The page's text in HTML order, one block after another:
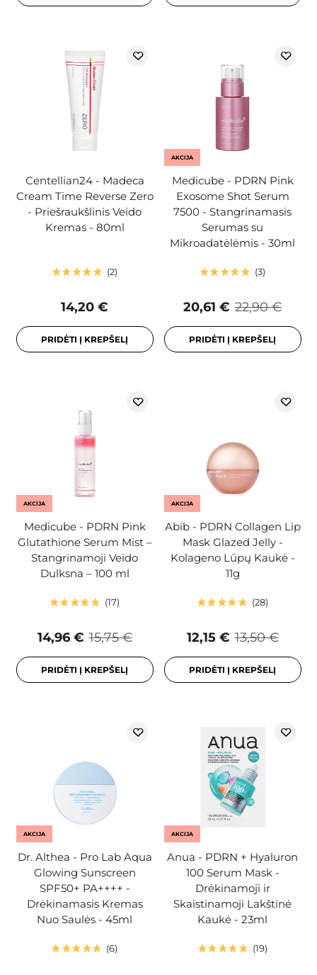
Centellian24 - Madeca
Cream Time Reverse Zero
- Priešraukšlinis Veido
Kremas - 80ml
2
14,20 €
PRIDĖTI Į KREPŠELĮ
AKCIJA
Medicube - PDRN Pink
Exosome Shot Serum
7500 - Stangrinamasis
Serumas su
Mikroadatėlėmis - 30ml
3
22,90 €
20,61 €
PRIDĖTI Į KREPŠELĮ
AKCIJA
Medicube - PDRN Pink
Glutathione Serum Mist –
Stangrinamoji Veido
Dulksna – 100 ml
17
15,75 €
14,96 €
PRIDĖTI Į KREPŠELĮ
AKCIJA
Abib - PDRN Collagen Lip
Mask Glazed Jelly -
Kolageno Lūpų Kaukė -
11g
28
13,50 €
12,15 €
PRIDĖTI Į KREPŠELĮ
AKCIJA
Dr. Althea - Pro Lab Aqua
Glowing Sunscreen
SPF50+ PA++++ -
Drėkinamasis Kremas
Nuo Saulės - 45ml
6
AKCIJA
Anua - PDRN + Hyaluron
100 Serum Mask -
Drėkinamoji ir
Skaistinamoji Lakštinė
Kaukė - 23ml
19